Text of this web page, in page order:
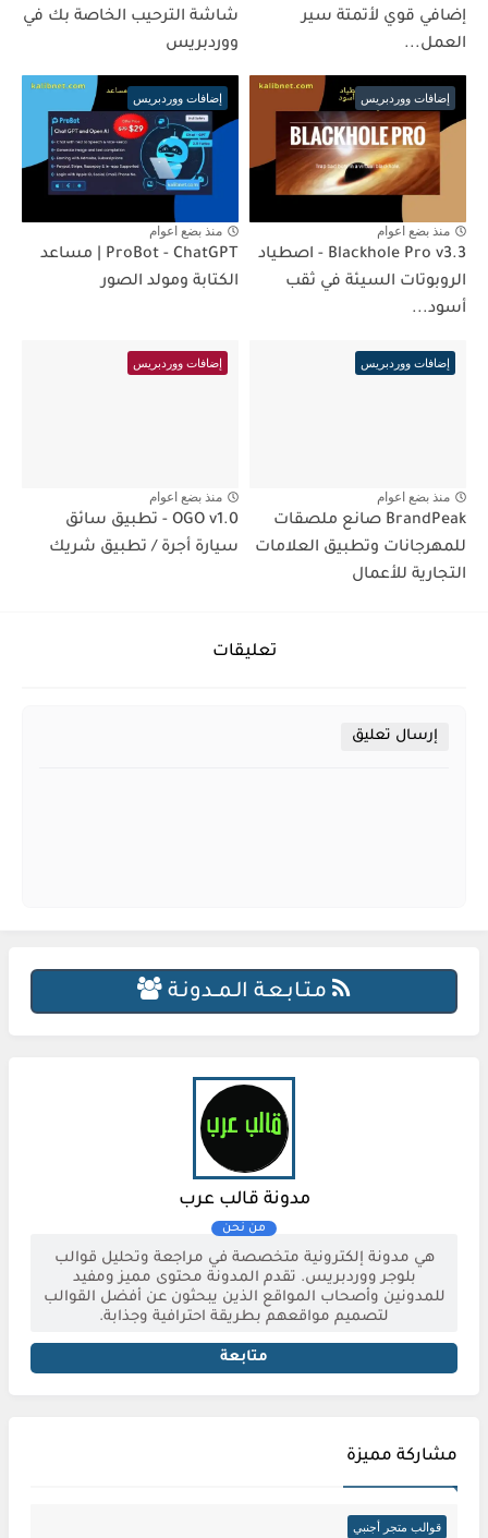
إضافي قوي لأتمتة سير
العمل...
شاشة الترحيب الخاصة بك في
ووردبريس
إضافات ووردبريس
منذ بضع اعوام
Blackhole Pro v3.3 - اصطياد
الروبوتات السيئة في ثقب
أسود...
إضافات ووردبريس
منذ بضع اعوام
ProBot - ChatGPT | مساعد
الكتابة ومولد الصور
إضافات ووردبريس
منذ بضع اعوام
BrandPeak صانع ملصقات
للمهرجانات وتطبيق العلامات
التجارية للأعمال
إضافات ووردبريس
منذ بضع اعوام
OGO v1.0 - تطبيق سائق
سيارة أجرة / تطبيق شريك
تعليقات
إرسال تعليق
مـتـابـعـة الـمــدونـة
مدونة قالب عرب
هي مدونة إلكترونية متخصصة في مراجعة وتحليل قوالب
بلوجر ووردبريس. تقدم المدونة محتوى مميز ومفيد
للمدونين وأصحاب المواقع الذين يبحثون عن أفضل القوالب
لتصميم مواقعهم بطريقة احترافية وجذابة.
متابعة
مشاركة مميزة
قوالب متجر أجنبي